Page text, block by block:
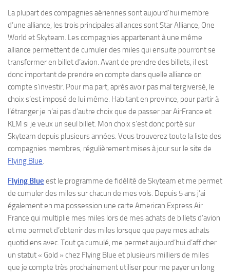
La plupart des compagnies aériennes sont aujourd’hui membre
d’une alliance, les trois principales alliances sont Star Alliance, One
World et Skyteam. Les compagnies appartenant à une même
alliance permettent de cumuler des miles qui ensuite pourront se
transformer en billet d’avion. Avant de prendre des billets, il est
donc important de prendre en compte dans quelle alliance on
compte s’investir. Pour ma part, après avoir pas mal tergiversé, le
choix s’est imposé de lui même. Habitant en province, pour partir à
l’étranger je n’ai pas d’autre choix que de passer par AirFrance et
KLM si je veux un seul billet. Mon choix s’est donc porté sur
Skyteam depuis plusieurs années. Vous trouverez toute la liste des
compagnies membres, régulièrement mises à jour sur le site de
Flying Blue.
Flying Blue est le programme de fidélité de Skyteam et me permet
de cumuler des miles sur chacun de mes vols. Depuis 5 ans j’ai
également en ma possession une carte American Express Air
France qui multiplie mes miles lors de mes achats de billets d’avion
et me permet d’obtenir des miles lorsque que paye mes achats
quotidiens avec. Tout ça cumulé, me permet aujourd’hui d’afficher
un statut « Gold » chez Flying Blue et plusieurs milliers de miles
que je compte très prochainement utiliser pour me payer un long